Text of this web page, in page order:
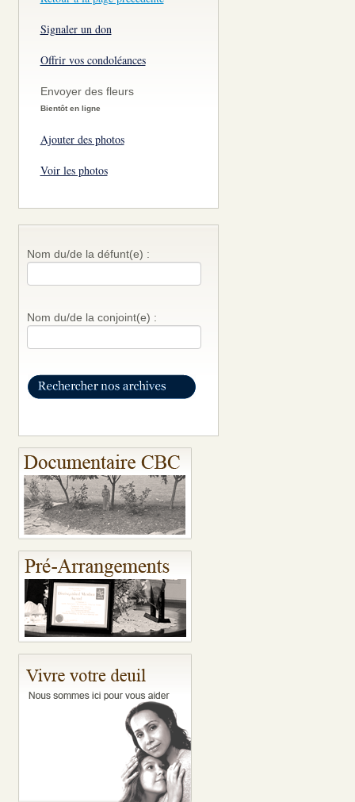
Signaler un don
Offrir vos condoléances
Envoyer des fleurs
Bientôt en ligne
Ajouter des photos
Voir les photos
Nom du/de la défunt(e) :
Nom du/de la conjoint(e) :